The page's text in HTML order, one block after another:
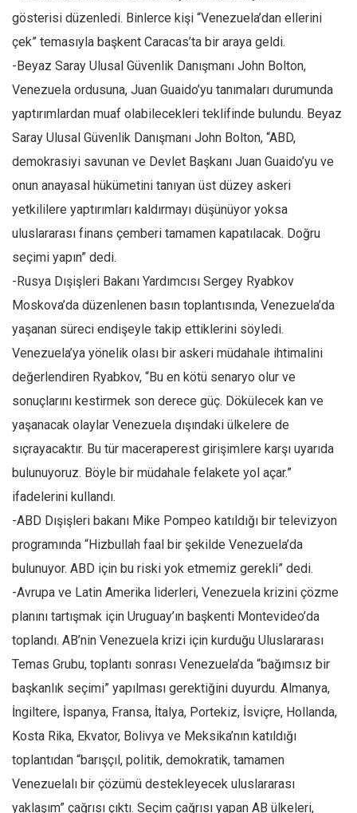
gösterisi düzenledi. Binlerce kişi “Venezuela’dan ellerini
çek” temasıyla başkent Caracas’ta bir araya geldi.
-Beyaz Saray Ulusal Güvenlik Danışmanı John Bolton,
Venezuela ordusuna, Juan Guaido’yu tanımaları durumunda
yaptırımlardan muaf olabilecekleri teklifinde bulundu. Beyaz
Saray Ulusal Güvenlik Danışmanı John Bolton, “ABD,
demokrasiyi savunan ve Devlet Başkanı Juan Guaido’yu ve
onun anayasal hükümetini tanıyan üst düzey askeri
yetkililere yaptırımları kaldırmayı düşünüyor yoksa
uluslararası finans çemberi tamamen kapatılacak. Doğru
seçimi yapın” dedi.
-Rusya Dışişleri Bakanı Yardımcısı Sergey Ryabkov
Moskova’da düzenlenen basın toplantısında, Venezuela’da
yaşanan süreci endişeyle takip ettiklerini söyledi.
Venezuela’ya yönelik olası bir askeri müdahale ihtimalini
değerlendiren Ryabkov, “Bu en kötü senaryo olur ve
sonuçlarını kestirmek son derece güç. Dökülecek kan ve
yaşanacak olaylar Venezuela dışındaki ülkelere de
sıçrayacaktır. Bu tür maceraperest girişimlere karşı uyarıda
bulunuyoruz. Böyle bir müdahale felakete yol açar.”
ifadelerini kullandı.
-ABD Dışişleri bakanı Mike Pompeo katıldığı bir televizyon
programında “Hizbullah faal bir şekilde Venezuela’da
bulunuyor. ABD için bu riski yok etmemiz gerekli” dedi.
-Avrupa ve Latin Amerika liderleri, Venezuela krizini çözme
planını tartışmak için Uruguay’ın başkenti Montevideo’da
toplandı. AB’nin Venezuela krizi için kurduğu Uluslararası
Temas Grubu, toplantı sonrası Venezuela’da “bağımsız bir
başkanlık seçimi” yapılması gerektiğini duyurdu. Almanya,
İngiltere, İspanya, Fransa, İtalya, Portekiz, İsviçre, Hollanda,
Kosta Rika, Ekvator, Bolivya ve Meksika’nın katıldığı
toplantıdan “barışçıl, politik, demokratik, tamamen
Venezuelalı bir çözümü destekleyecek uluslararası
yaklaşım” çağrısı çıktı. Seçim çağrısı yapan AB ülkeleri,